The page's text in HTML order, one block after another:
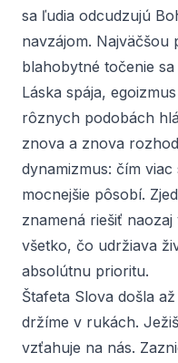
sa ľudia odcudzujú
navzájom. Najväčšou
blahobytné točenie
Láska spája,
rôznych podobách
znova a znova
dynamizmus: čím
mocnejšie pôsobí.
znamená riešiť
všetko, čo udržiava
absolútnu prioritu.
Štafeta Slova došla
držíme v rukách.
vzťahuje na nás.